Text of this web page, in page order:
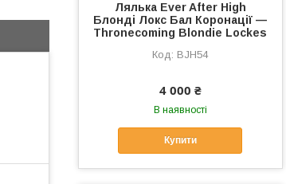
Лялька Ever After High
Блонді Локс Бал Коронації —
Thronecoming Blondie Lockes
BJH54
4 000 ₴
В наявності
Купити